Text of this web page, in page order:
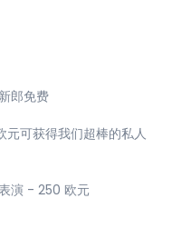
郎免费
可获得我们超棒的私人
演 - 250 欧元